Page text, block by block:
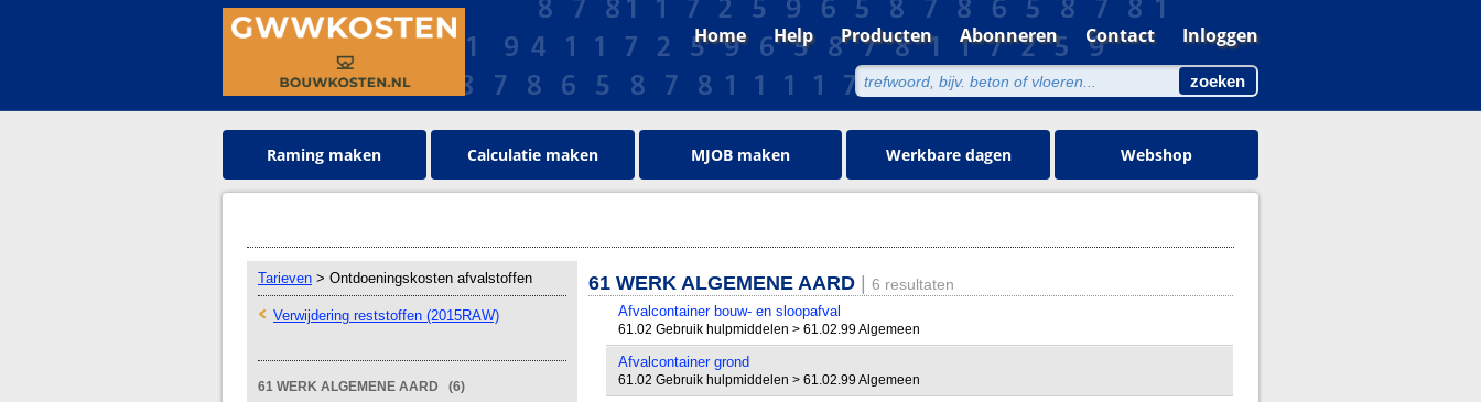
Home Help Producten Abonneren Contact Inloggen
Raming maken Calculatie maken MJOB maken Werkbare dagen Webshop
Tarieven > Ontdoeningskosten afvalstoffen
Verwijdering reststoffen (2015RAW)
61 WERK ALGEMENE AARD (6)
61 WERK ALGEMENE AARD 6 resultaten
Afvalcontainer bouw- en sloopafval
61.02 Gebruik hulpmiddelen > 61.02.99 Algemeen
Afvalcontainer grond
61.02 Gebruik hulpmiddelen > 61.02.99 Algemeen